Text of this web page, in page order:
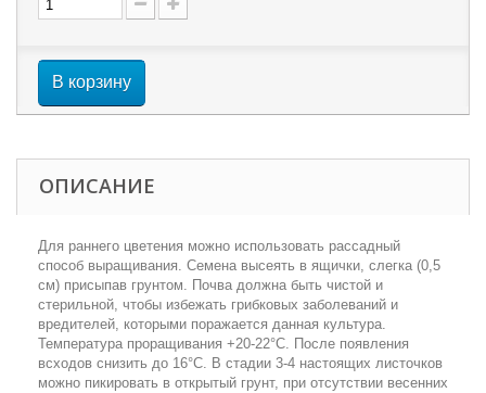
В корзину
ОПИСАНИЕ
Для раннего цветения можно использовать рассадный
способ выращивания. Семена высеять в ящички, слегка (0,5
см) присыпав грунтом. Почва должна быть чистой и
стерильной, чтобы избежать грибковых заболеваний и
вредителей, которыми поражается данная культура.
Температура проращивания +20-22°C. После появления
всходов снизить до 16°C. В стадии 3-4 настоящих листочков
можно пикировать в открытый грунт, при отсутствии весенних